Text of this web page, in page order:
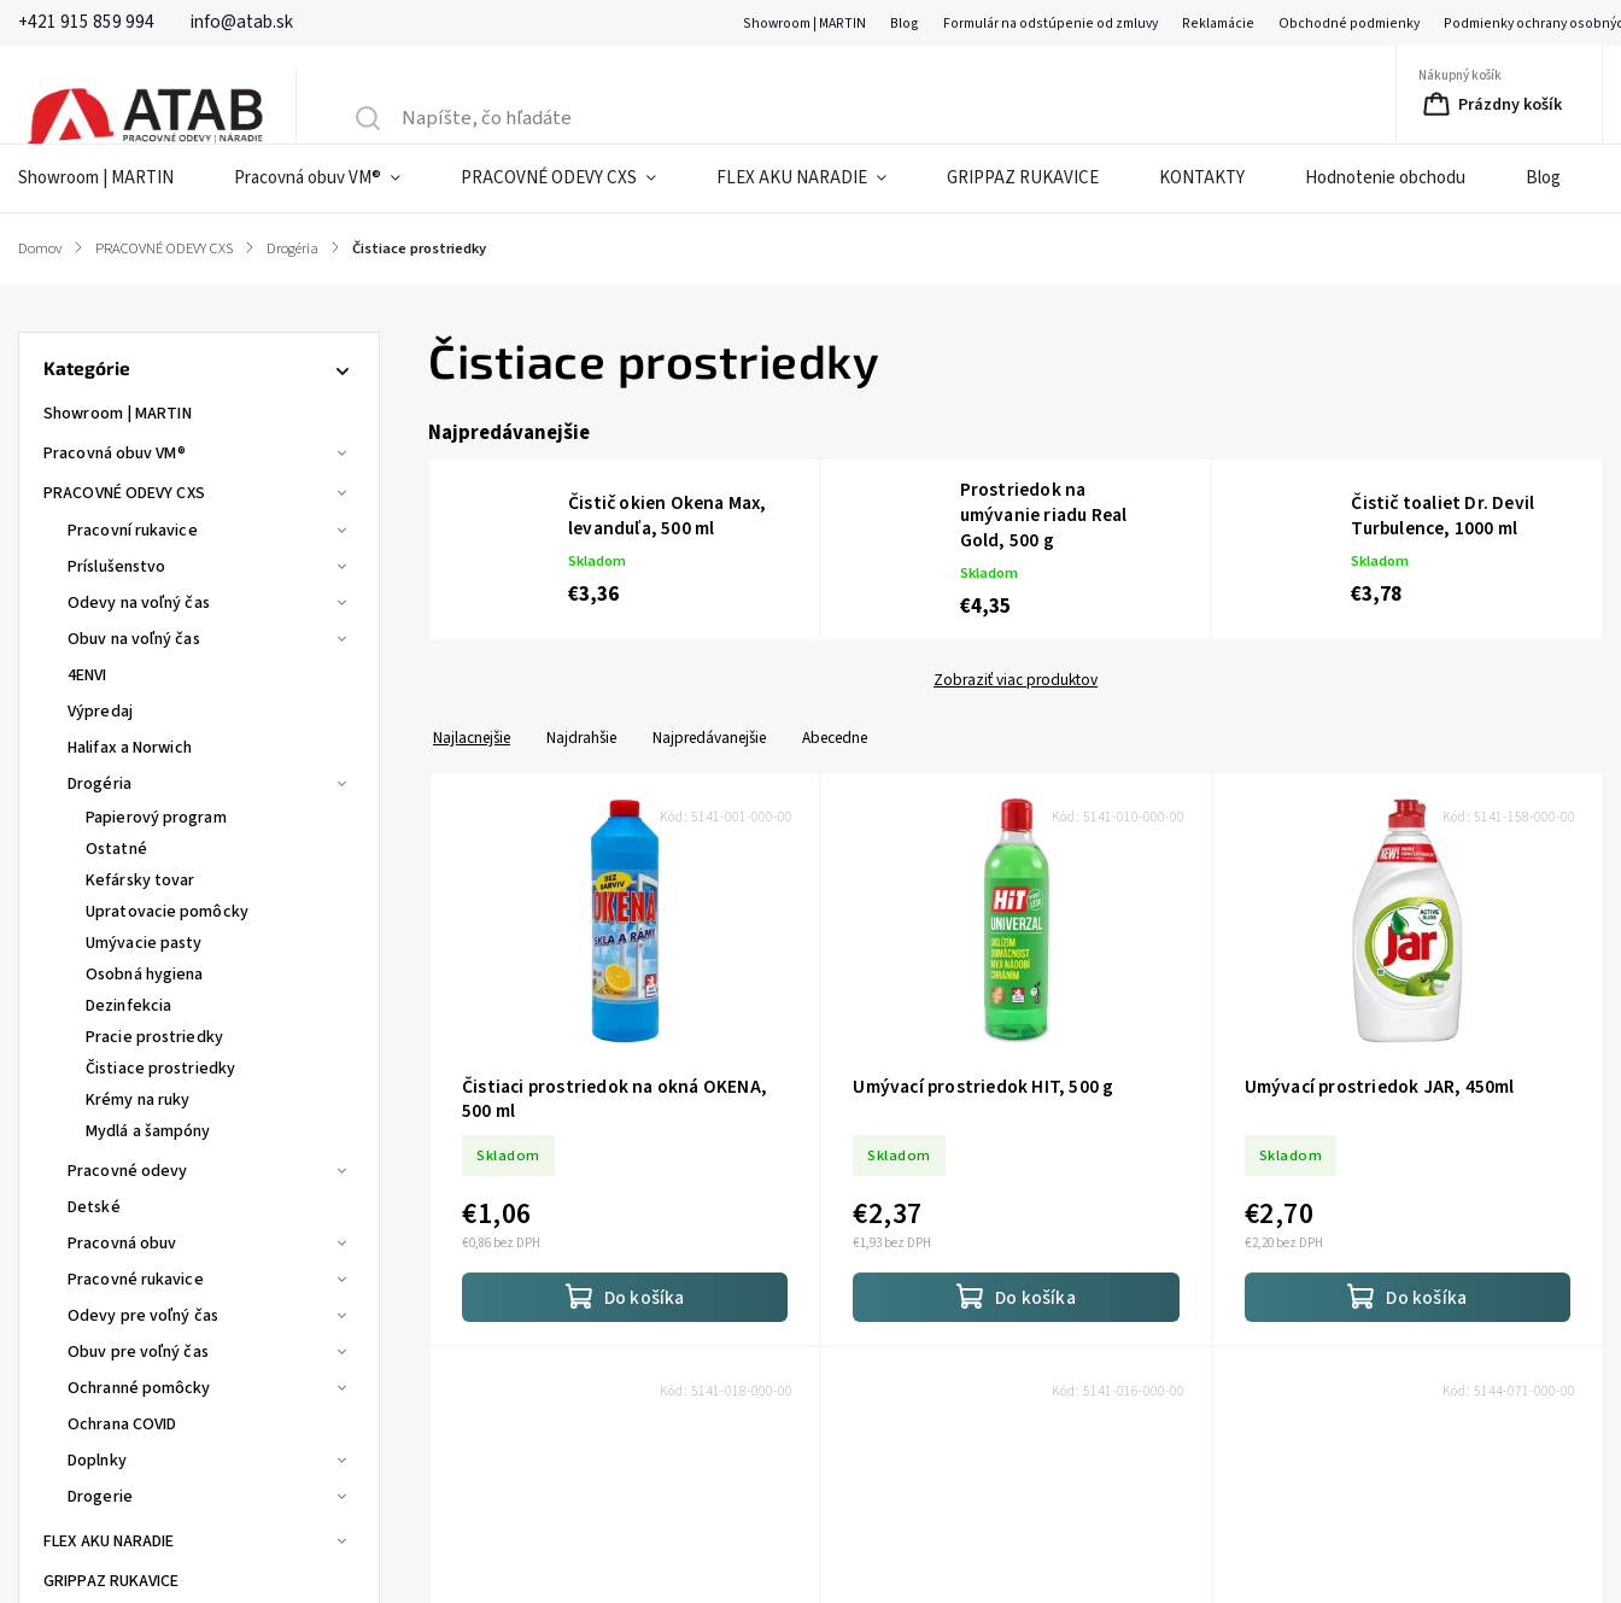
+421 915 859 994 info@atab.sk Showroom | MARTIN Blog Formulár na odstúpenie od zmluvy Reklamácie Obchodné podmienky Podmienky ochrany
Nákupný košík
Prázdny košík
Showroom | MARTIN Pracovná obuv VM® PRACOVNÉ ODEVY CXS FLEX AKU NARADIE GRIPPAZ RUKAVICE KONTAKTY Hodnotenie obchodu Blog
Domov / PRACOVNÉ ODEVY CXS / Drogéria / Čistiace prostriedky
Kategórie
Showroom | MARTIN
Pracovná obuv VM®
PRACOVNÉ ODEVY CXS
Pracovní rukavice
Príslušenstvo
Odevy na voľný čas
Obuv na voľný čas
4ENVI
Výpredaj
Halifax a Norwich
Drogéria
Papierový program
Ostatné
Kefársky tovar
Upratovacie pomôcky
Umývacie pasty
Osobná hygiena
Dezinfekcia
Pracie prostriedky
Čistiace prostriedky
Krémy na ruky
Mydlá a šampóny
Pracovné odevy
Detské
Pracovná obuv
Pracovné rukavice
Odevy pre voľný čas
Obuv pre voľný čas
Ochranné pomôcky
Ochrana COVID
Doplnky
Drogerie
FLEX AKU NARADIE
GRIPPAZ RUKAVICE
Čistiace prostriedky
Najpredávanejšie
Čistič okien Okena Max,
levanduľa, 500 ml
Skladom
€3,36
Prostriedok na
umývanie riadu Real
Gold, 500 g
Skladom
€4,35
Čistič toaliet Dr. Devil
Turbulence, 1000 ml
Skladom
€3,78
Zobraziť viac produktov
Najlacnejšie Najdrahšie Najpredávanejšie Abecedne
Čistiaci prostriedok na okná OKENA,
500 ml
Skladom
€0,86 bez DPH
€1,06
Do košíka
Kód: 5141-001-000-00
Umývací prostriedok HIT, 500 g
Skladom
€1,93 bez DPH
€2,37
Do košíka
Kód: 5141-010-000-00
Umývací prostriedok JAR, 450ml
Skladom
€2,20 bez DPH
€2,70
Do košíka
Kód: 5141-158-000-00
Kód: 5141-018-000-00 Kód: 5141-016-000-00 Kód: 5144-071-000-00